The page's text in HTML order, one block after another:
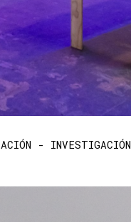
- INVESTIGACIÓN